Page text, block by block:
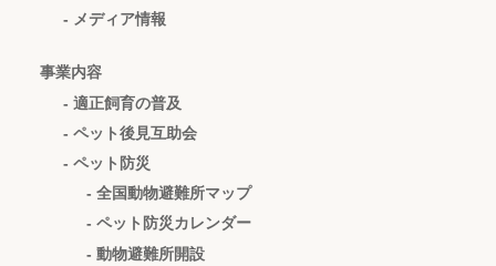
- メディア情報
事業内容
- 適正飼育の普及
- ペット後見互助会
- ペット防災
- 全国動物避難所マップ
- ペット防災カレンダー
- 動物避難所開設